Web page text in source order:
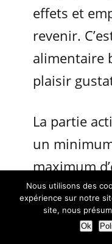
effets et
revenir.
alimentaire
plaisir
La partie
un
maximum
réserves:
américain
pas
Nous utilisons des
expérience sur notre
site, nous
Ok